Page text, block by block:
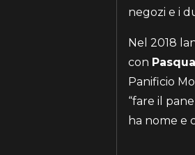
negozi e i
Nel 2018
con
Panificio
“fare il
ha nome e